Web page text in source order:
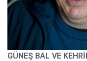
GÜNEŞ BAL VE